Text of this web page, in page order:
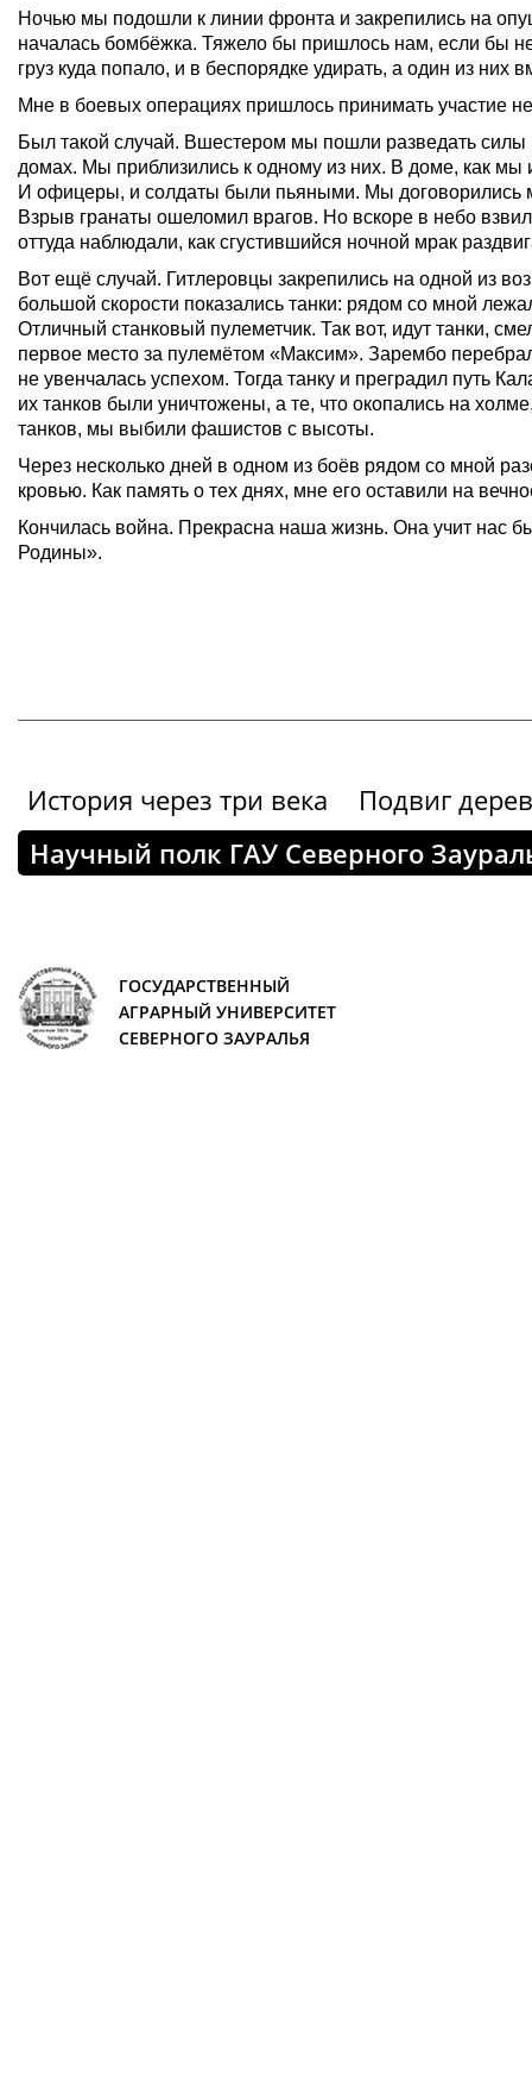
Ночью мы подошли к линии фронта и закрепились на
началась бомбёжка. Тяжело бы пришлось нам, если бы
груз куда попало, и в беспорядке удирать, а один из них
Мне в боевых операциях пришлось принимать участие
Был такой случай. Вшестером мы пошли разведать силы
домах. Мы приблизились к одному из них. В доме, как
И офицеры, и солдаты были пьяными. Мы договорились
Взрыв гранаты ошеломил врагов. Но вскоре в небо
оттуда наблюдали, как сгустившийся ночной мрак
Вот ещё случай. Гитлеровцы закрепились на одной из
большой скорости показались танки: рядом со мной
Отличный станковый пулеметчик. Так вот, идут танки,
первое место за пулемётом «Максим». Зарембо
не увенчалась успехом. Тогда танку и преградил путь
их танков были уничтожены, а те, что окопались на
танков, мы выбили фашистов с высоты.
Через несколько дней в одном из боёв рядом со мной
кровью. Как память о тех днях, мне его оставили на
Кончилась война. Прекрасна наша жизнь. Она учит нас
Родины».
История через три века
Подвиг
Научный полк ГАУ Северного
ГОСУДАРСТВЕННЫЙ
АГРАРНЫЙ УНИВЕРСИТЕТ
СЕВЕРНОГО ЗАУРАЛЬЯ